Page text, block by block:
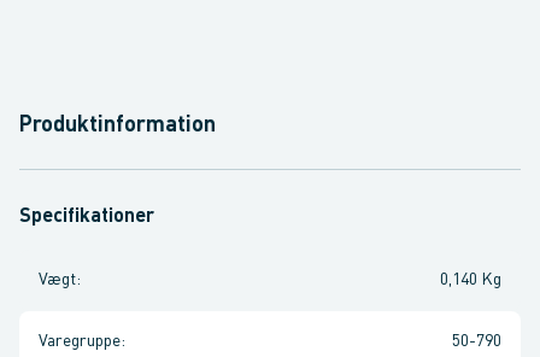
Produktinformation
Specifikationer
Vægt: 0,140 Kg
Varegruppe: 50-790